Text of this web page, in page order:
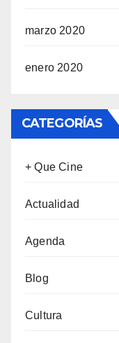
marzo 2020
enero 2020
CATEGORÍAS
+ Que Cine
Actualidad
Agenda
Blog
Cultura